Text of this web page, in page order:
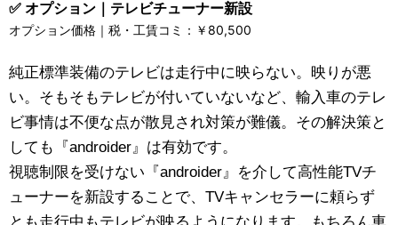
✅ オプション｜テレビチューナー新設
オプション価格｜税・工賃コミ：￥80,500
純正標準装備のテレビは走行中に映らない。映りが悪
い。そもそもテレビが付いていないなど、輸入車のテレ
ビ事情は不便な点が散見され対策が難儀。その解決策と
しても『androider』は有効です。
視聴制限を受けない『androider』を介して高性能TVチ
ューナーを新設することで、TVキャンセラーに頼らず
とも走行中もテレビが映るようになります。もちろん車